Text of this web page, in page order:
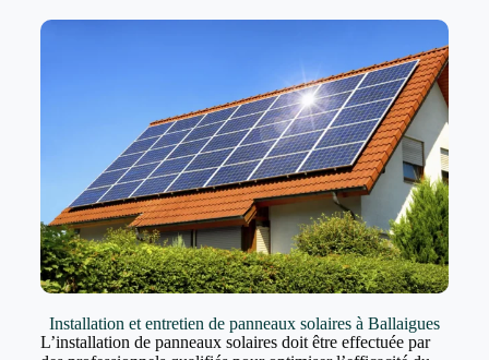
Installation et entretien de panneaux solaires à Ballaigues
L’installation de panneaux solaires doit être effectuée par